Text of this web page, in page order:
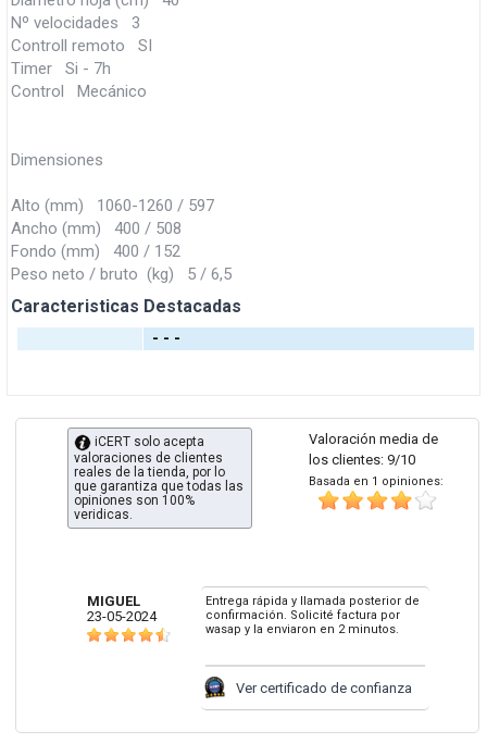
Nº velocidades 3
Controll remoto SI
Timer Si - 7h
Control Mecánico
Dimensiones
Alto (mm) 1060-1260 / 597
Ancho (mm) 400 / 508
Fondo (mm) 400 / 152
Peso neto / bruto (kg) 5 / 6,5
Caracteristicas Destacadas
- - -
Valoración media de
los clientes: 9/10
Basada en 1 opiniones:
iCERT solo acepta
valoraciones de clientes
reales de la tienda, por lo
que garantiza que todas las
opiniones son 100%
veridicas.
MIGUEL
23-05-2024
Entrega rápida y llamada posterior de
confirmación. Solicité factura por
wasap y la enviaron en 2 minutos.
Ver certificado de confianza